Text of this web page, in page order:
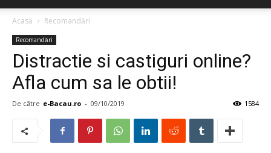
Acasă Recomandări
Recomandări
Distractie si castiguri online?
Afla cum sa le obtii!
De către e-Bacau.ro - 09/10/2019 1584